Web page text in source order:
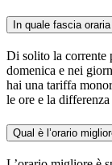
In quale fascia
Di solito la corrente
domenica e nei
hai una tariffa
le ore e la
Qual è l’orario